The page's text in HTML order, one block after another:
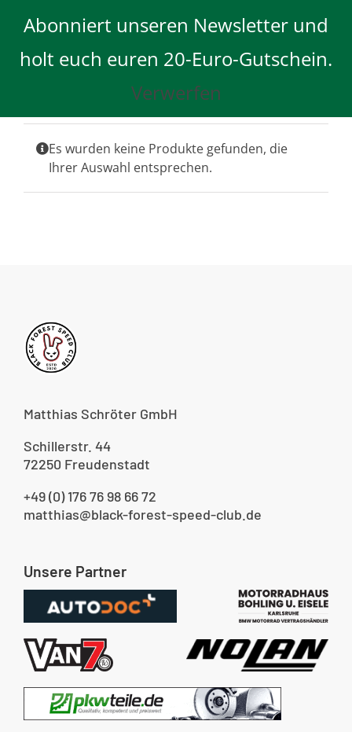
Abonniert unseren Newsletter und
holt euch euren 20-Euro-Gutschein.
Verwerfen
content
Es wurden keine Produkte gefunden, die
Ihrer Auswahl entsprechen.
Matthias Schröter GmbH
Schillerstr. 44
72250 Freudenstadt
+49 (0) 176 76 98 66 72
matthias@black-forest-speed-club.de
Unsere Partner